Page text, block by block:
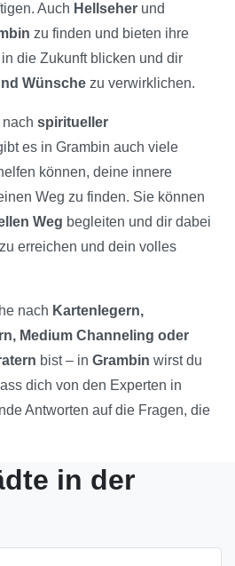
Auch Hellseher und
zu finden und bieten ihre
die Zukunft blicken und dir
Wünsche zu verwirklichen.
spiritueller
es in Grambin auch viele
können, deine innere
Weg zu finden. Sie können
Weg begleiten und dir dabei
erreichen und dein volles
nach Kartenlegern,
Medium Channeling oder
bist – in Grambin wirst du
dich von den Experten in
Antworten auf die Fragen, die
in der